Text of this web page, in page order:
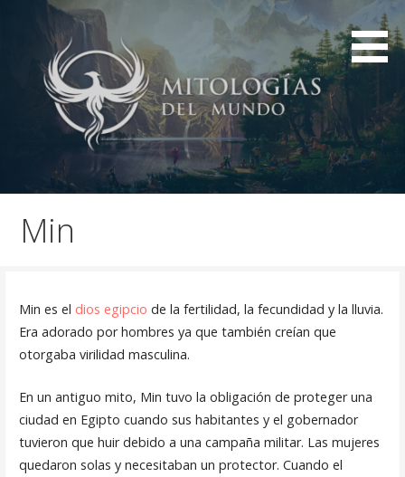
contenido
Mitologías del mundo
Mitologías de civilizaciones de la historia
Min
Min es el dios egipcio de la fertilidad, la fecundidad y la lluvia.
Era adorado por hombres ya que también creían que
otorgaba virilidad masculina.
En un antiguo mito, Min tuvo la obligación de proteger una
ciudad en Egipto cuando sus habitantes y el gobernador
tuvieron que huir debido a una campaña militar. Las mujeres
quedaron solas y necesitaban un protector. Cuando el